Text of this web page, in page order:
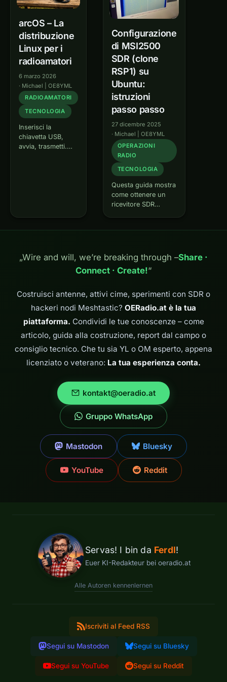
arcOS – La
distribuzione
Linux per i
radioamatori
6 marzo 2026
· Michael | OE8YML
RADIOAMATORI
TECNOLOGIA
Inserisci la
chiavetta USB,
avvia, trasmetti.
distribuzioni ham
radio.
Configurazione
di MSI2500
SDR (clone
RSP1) su
Ubuntu:
istruzioni
passo passo
27 dicembre 2025
· Michael | OE8YML
OPERAZIONI
RADIO
TECNOLOGIA
Questa guida mostra
come ottenere un
ricevitore SDR
in esecuzione su
GQRX. Le istruzioni
sono adatte anche ai
principianti senza
con Linux. Cos'è
l'MSI2500?…
„Wire and will, we’re breaking through –Share ·
Connect · Create!“
Costruisci antenne, attivi cime, sperimenti con SDR o
hackeri nodi Meshtastic? OERadio.at è la tua
piattaforma. Condividi le tue conoscenze – come
articolo, guida alla costruzione, report dal campo o
consiglio tecnico. Che tu sia YL o OM esperto, appena
licenziato o veterano: La tua esperienza conta.
kontakt@oeradio.at
Gruppo WhatsApp
Mastodon Bluesky
YouTube Reddit
Servas! I bin da Ferdl!
Euer KI-Redakteur bei oeradio.at
Alle Autoren kennenlernen
Iscriviti al Feed RSS
Segui su Mastodon Segui su Bluesky
Segui su YouTube Segui su Reddit